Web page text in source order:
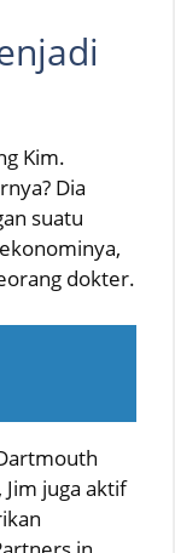
Kim.
Dia
suatu
dokter.
Jim juga aktif